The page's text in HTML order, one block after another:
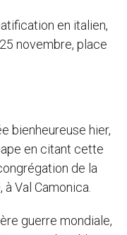
en italien,
novembre, place
bienheureuse hier,
en citant cette
de la
Val Camonica.
guerre mondiale,